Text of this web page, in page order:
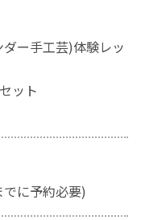
ー手工芸)体験レッ
ット
に予約必要)